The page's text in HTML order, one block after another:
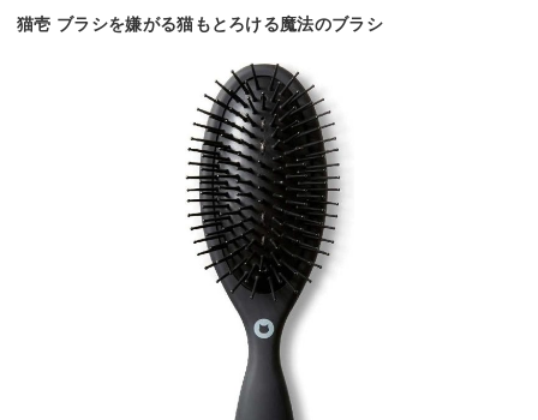
猫壱 ブラシを嫌がる猫もとろける魔法のブラシ